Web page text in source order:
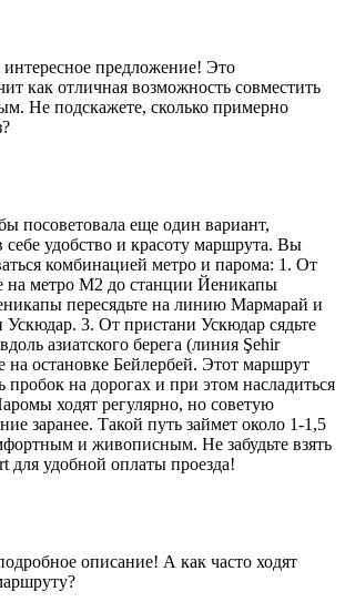
интересное предложение! Это
как отличная возможность совместить
Не подскажете, сколько примерно
посоветовала еще один вариант,
себе удобство и красоту маршрута. Вы
комбинацией метро и парома: 1. От
на метро М2 до станции Йеникапы
пересядьте на линию Мармарай и
Ускюдар. 3. От пристани Ускюдар сядьте
азиатского берега (линия Şehir
на остановке Бейлербей. Этот маршрут
пробок на дорогах и при этом насладиться
ходят регулярно, но советую
заранее. Такой путь займет около 1-1,5
и живописным. Не забудьте взять
для удобной оплаты проезда!
описание! А как часто ходят